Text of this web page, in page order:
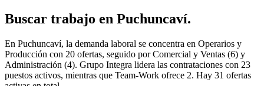
Buscar trabajo en Puchuncaví.
En Puchuncaví, la demanda laboral se concentra en Operarios y
Producción con 20 ofertas, seguido por Comercial y Ventas (6) y
Administración (4). Grupo Integra lidera las contrataciones con 23
puestos activos, mientras que Team-Work ofrece 2. Hay 31 ofertas